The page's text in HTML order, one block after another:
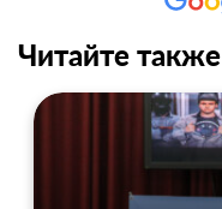
Читайте также